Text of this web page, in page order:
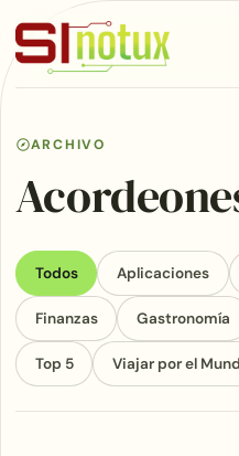
ARCHIVO
Todos Aplicaciones
Finanzas Gastronomía
Top 5 Viajar por el